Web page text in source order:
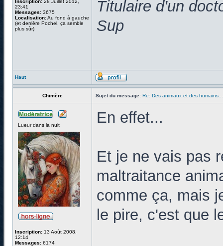
Inscription: 28 Juillet 2012,
23:41
Messages: 3675
Localisation:Au fond à gauche
(et derrière Pochel, ça semble
plus sûr)
Titulaire d'un
Sup
Haut
Chimère Sujet du message: Re: Des animaux et des humains...
Lueur dans la nuit
Inscription: 13 Août 2008,
12:14
Messages: 6174
En effet...
Et je ne vais pas
maltraitance
comme ça, mais
le pire, c'est que